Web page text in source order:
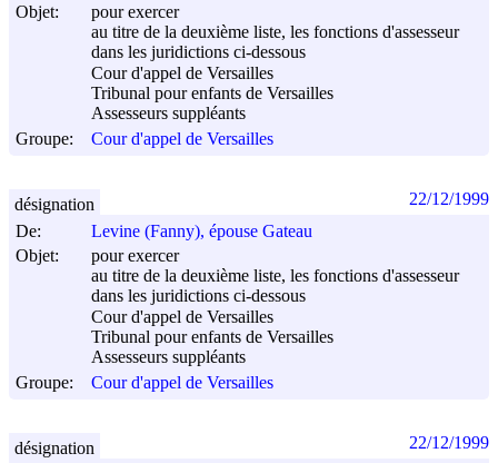
Objet:
pour exercer
au titre de la deuxième liste, les fonctions d'assesseur
dans les juridictions ci-dessous
Cour d'appel de Versailles
Tribunal pour enfants de Versailles
Assesseurs suppléants
Groupe:
Cour d'appel de Versailles
De:
Levine (Fanny), épouse Gateau
Objet:
pour exercer
au titre de la deuxième liste, les fonctions d'assesseur
dans les juridictions ci-dessous
Cour d'appel de Versailles
Tribunal pour enfants de Versailles
Assesseurs suppléants
Groupe:
Cour d'appel de Versailles
désignation 22/12/1999
désignation 22/12/1999